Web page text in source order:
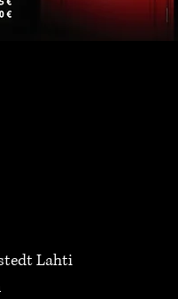
Lahti